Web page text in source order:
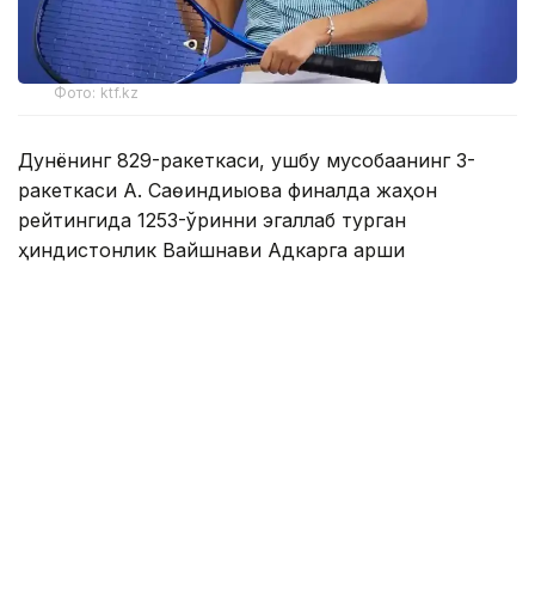
Фото: ktf.kz
Дунёнинг 829-ракеткаси, ушбу мусобақанинг 3-
ракеткаси А. Саөиндиыова финалда жаҳон
рейтингида 1253-ўринни эгаллаб турган
ҳиндистонлик Вайшнави Адкарга қарши